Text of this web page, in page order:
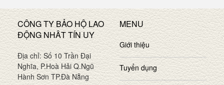
CÔNG TY BẢO HỘ LAO
ĐỘNG NHÂT TÍN UY
Địa chỉ: Số 10 Trần Đại
Nghĩa, P.Hoà Hải Q.Ngũ
Hành Sơn TP.Đà Nẵng
MENU
Giới thiệu
Tuyển dụng